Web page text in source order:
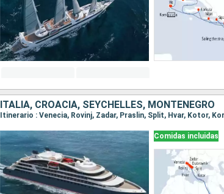
ITALIA, CROACIA, SEYCHELLES, MONTENEGRO
Itinerario : Venecia, Rovinj, Zadar, Praslin, Split, Hvar, Kotor,
Comidas incluidas